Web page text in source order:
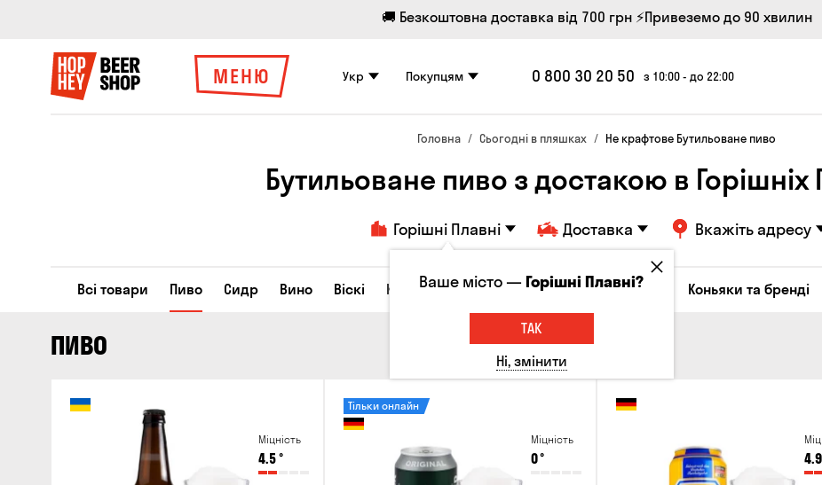
🚚 Безкоштовна доставка від 700 грн ⚡Привеземо до 90 хвилин
МЕНЮ Укр Покупцям 0 800 30 20 50 з 10:00 - до 22:00
Головна Сьогодні в пляшках Не крафтове Бутильоване пиво
Бутильоване пиво з достакою в Горішніх
Горішні Плавні Доставка Вкажіть адресу
Всі товари Пиво Сидр Вино Віскі Коктейлі Соджу Лікери та настоянки Коньяки та бренді
ПИВО
Міцність
4.5°
Міцність
0°
Тільки онлайн
4.9
Ваше місто —Горішні Плавні?
ТАК
Ні, змінити